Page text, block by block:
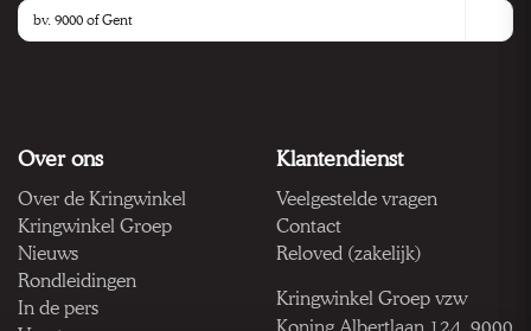
Over ons
Over de Kringwinkel
Kringwinkel Groep
Nieuws
Rondleidingen
In de pers
Klantendienst
Veelgestelde vragen
Contact
Reloved (zakelijk)
Kringwinkel Groep vzw